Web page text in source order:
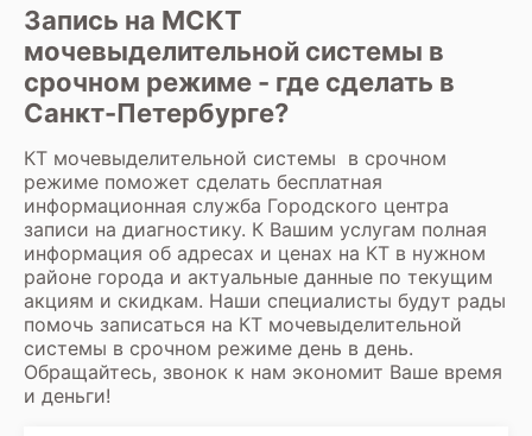
Запись на МСКТ
мочевыделительной системы в
срочном режиме - где сделать в
Санкт-Петербурге?
КТ мочевыделительной системы в срочном
режиме поможет сделать бесплатная
информационная служба Городского центра
записи на диагностику. К Вашим услугам полная
информация об адресах и ценах на КТ в нужном
районе города и актуальные данные по текущим
акциям и скидкам. Наши специалисты будут рады
помочь записаться на КТ мочевыделительной
системы в срочном режиме день в день.
Обращайтесь, звонок к нам экономит Ваше время
и деньги!